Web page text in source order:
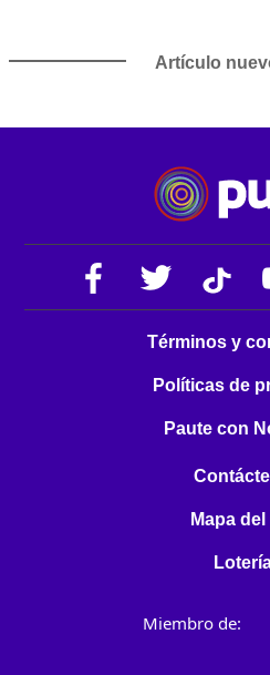
Artículo
Términos y
Políticas de
Paute con
Mapa
Miembro de: